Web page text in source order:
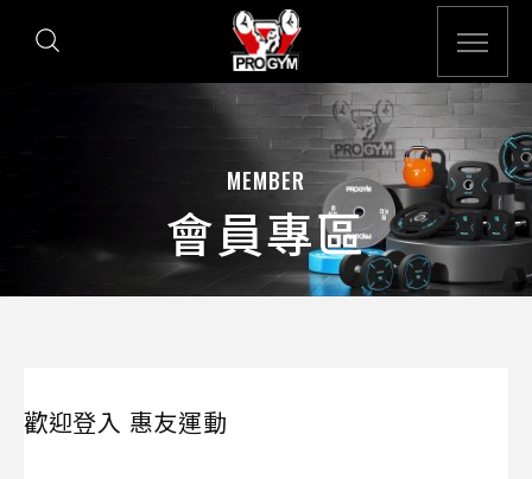
MEMBER
會員專區
歡迎登入 惠友運動